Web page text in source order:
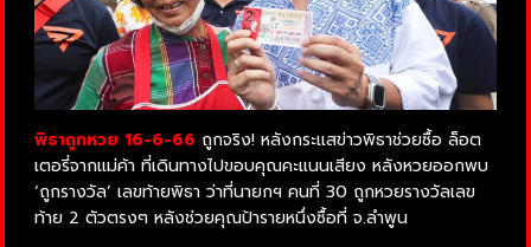
พิธาถูกหวย 16-6-66 ถูกจริง! หลังกระแสข่าวพิธาช่วยซื้อ ล็อต
เตอรี่จากแม่ค้า ที่เดินทางไปขอบคุณคะแนนเสียง หลังหวยออกพบ
‘ถูกรางวัล’ เลขท้ายพิธา ว่าที่นายกฯ คนที่ 30 ถูกหวยรางวัลเลข
ท้าย 2 ตัวตรงๆ หลังช่วยคุณป้ารายหนึ่งซื้อที่ จ.ลำพูน